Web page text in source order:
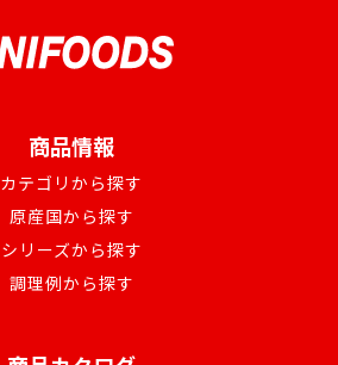
商品情報
カテゴリから探す
原産国から探す
シリーズから探す
調理例から探す